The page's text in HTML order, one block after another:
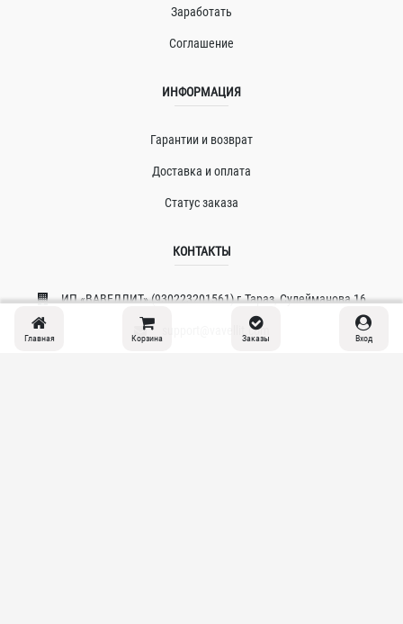
Заработать
Соглашение
ИНФОРМАЦИЯ
Гарантии и возврат
Доставка и оплата
Статус заказа
КОНТАКТЫ
ИП «ВAВЕЛЛИT» (930223201561) г.Тараз, Сулейманова 16
support@vavellit.com
Главная Корзина Заказы Вход